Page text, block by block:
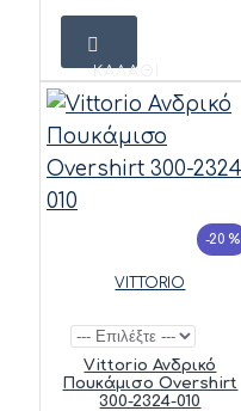
ΚΑΛΆΘΙ
-20 %
VITTORIO
Vittorio Ανδρικό
Πουκάμισο Overshirt
300-2324-010